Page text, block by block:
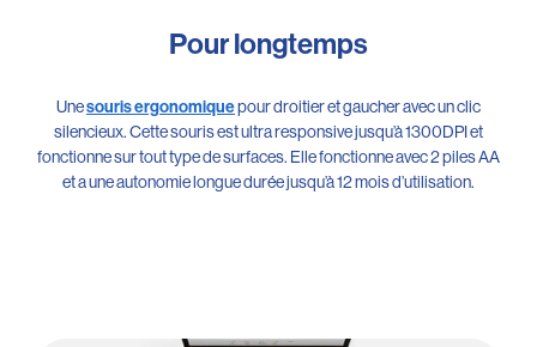
Pour longtemps
Unesouris ergonomiquepour droitier et gaucher avec un clic
silencieux. Cette souris est ultra responsive jusqu’à 1300DPI et
fonctionne sur tout type de surfaces. Elle fonctionne avec 2 piles AA
et a une autonomie longue durée jusqu’à 12 mois d’utilisation.